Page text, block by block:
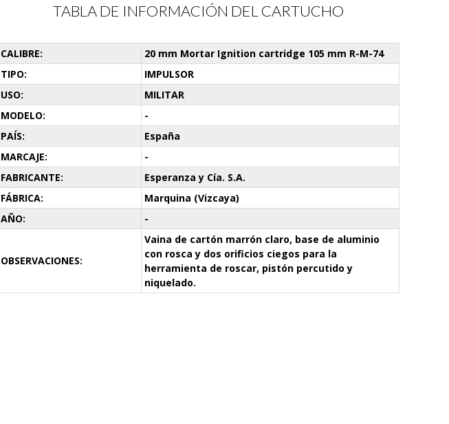
TABLA DE INFORMACIÓN DEL CARTUCHO
CALIBRE:
20 mm Mortar Ignition cartridge 105 mm R-M-74
TIPO:
IMPULSOR
USO:
MILITAR
MODELO:
-
PAÍS:
España
MARCAJE:
-
FABRICANTE:
Esperanza y Cía. S.A.
FÁBRICA:
Marquina (Vizcaya)
AÑO:
-
OBSERVACIONES:
Vaina de cartón marrón claro, base de aluminio
con rosca y dos orificios ciegos para la
herramienta de roscar, pistón percutido y
niquelado.